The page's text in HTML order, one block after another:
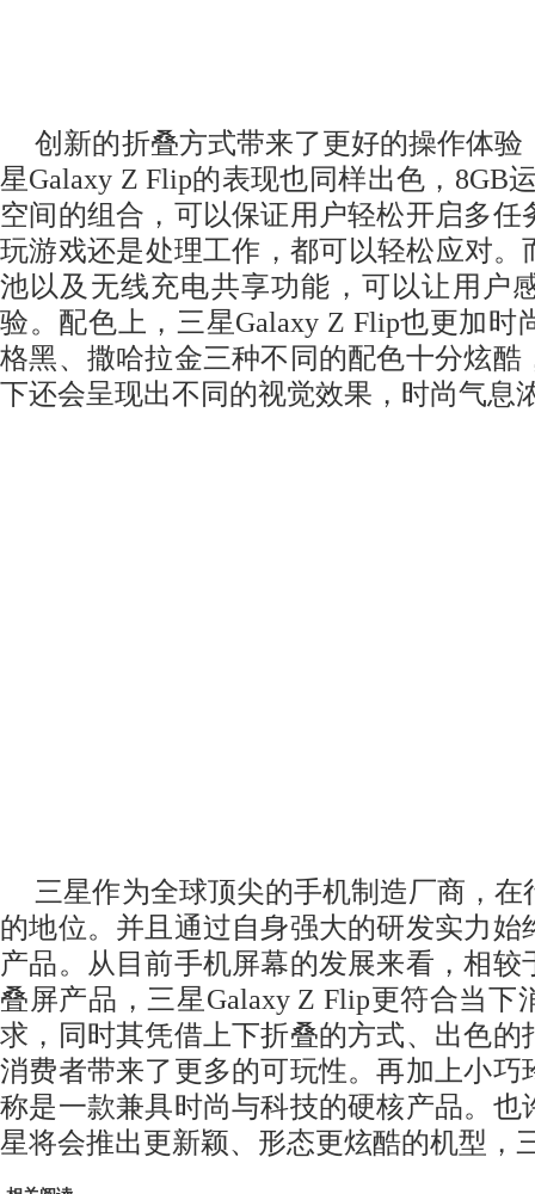
创新的折叠方式带来了更好的操作体
星Galaxy Z Flip的表现也同样出色，8GB
空间的组合，可以保证用户轻松开启多任
玩游戏还是处理工作，都可以轻松应对。
池以及无线充电共享功能，可以让用户
验。配色上，三星Galaxy Z Flip也更加时
格黑、撒哈拉金三种不同的配色十分炫酷
下还会呈现出不同的视觉效果，时尚气息
三星作为全球顶尖的手机制造厂商，
的地位。并且通过自身强大的研发实力始
产品。从目前手机屏幕的发展来看，相较
叠屏产品，三星Galaxy Z Flip更符合当下
求，同时其凭借上下折叠的方式、出色的
消费者带来了更多的可玩性。再加上小巧
称是一款兼具时尚与科技的硬核产品。也
星将会推出更新颖、形态更炫酷的机型，